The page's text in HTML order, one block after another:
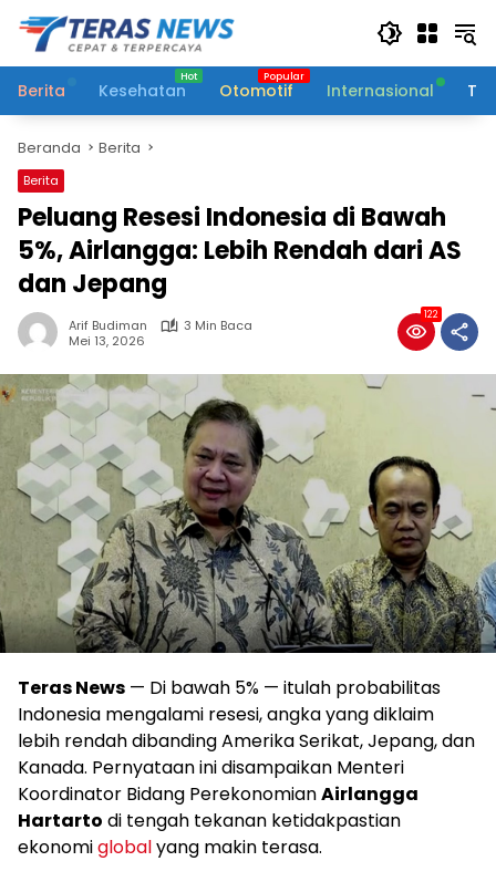
Langsung
konten
Berita
Kesehatan Otomotif Internasional
Beranda Berita
Berita
Peluang Resesi Indonesia di Bawah
5%, Airlangga: Lebih Rendah dari AS
dan Jepang
Arif Budiman
3 Min Baca
Mei 13, 2026
122
Teras News — Di bawah 5% — itulah probabilitas
Indonesia mengalami resesi, angka yang diklaim
lebih rendah dibanding Amerika Serikat, Jepang, dan
Kanada. Pernyataan ini disampaikan Menteri
Koordinator Bidang PerekonomianAirlangga
Hartarto di tengah tekanan ketidakpastian
ekonomiglobalyang makin terasa.